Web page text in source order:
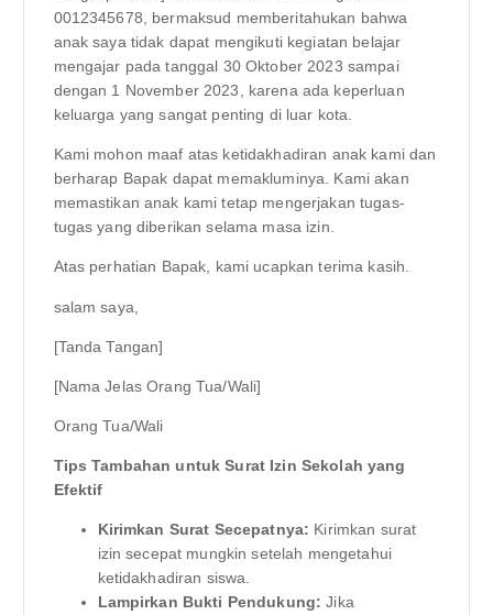
0012345678, bermaksud memberitahukan bahwa
anak saya tidak dapat mengikuti kegiatan belajar
mengajar pada tanggal 30 Oktober 2023 sampai
dengan 1 November 2023, karena ada keperluan
keluarga yang sangat penting di luar kota.
Kami mohon maaf atas ketidakhadiran anak kami dan
berharap Bapak dapat memakluminya. Kami akan
memastikan anak kami tetap mengerjakan tugas-
tugas yang diberikan selama masa izin.
Atas perhatian Bapak, kami ucapkan terima kasih.
salam saya,
[Tanda Tangan]
[Nama Jelas Orang Tua/Wali]
Orang Tua/Wali
Tips Tambahan untuk Surat Izin Sekolah yang
Efektif
Kirimkan Surat Secepatnya: Kirimkan surat
izin secepat mungkin setelah mengetahui
ketidakhadiran siswa.
Lampirkan Bukti Pendukung: Jika